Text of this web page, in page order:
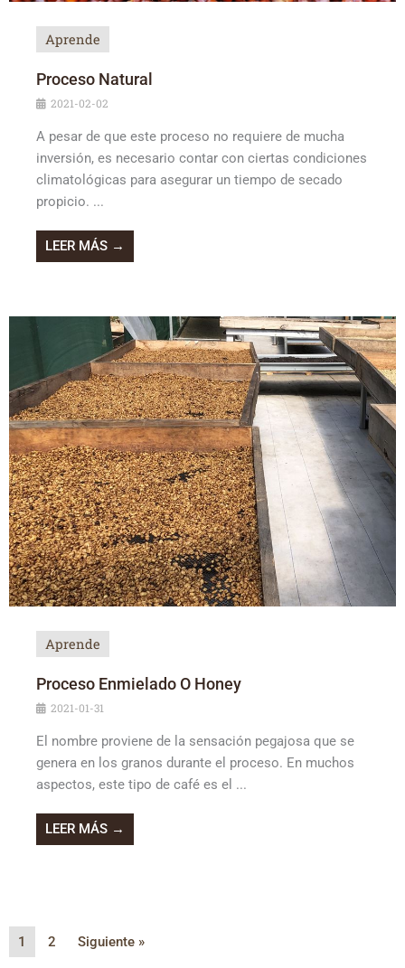
Aprende
Proceso Natural
2021-02-02
A pesar de que este proceso no requiere de mucha
inversión, es necesario contar con ciertas condiciones
climatológicas para asegurar un tiempo de secado
propicio. ...
LEER MÁS →
Aprende
Proceso Enmielado O Honey
2021-01-31
El nombre proviene de la sensación pegajosa que se
genera en los granos durante el proceso. En muchos
aspectos, este tipo de café es el ...
LEER MÁS →
1 2 Siguiente »